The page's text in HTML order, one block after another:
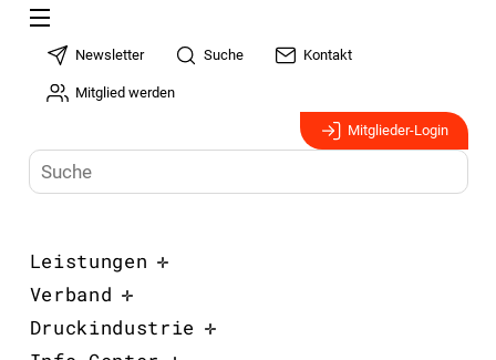
Newsletter Suche Kontakt
Mitglied werden
Mitglieder-Login
Leistungen
Verband
Druckindustrie